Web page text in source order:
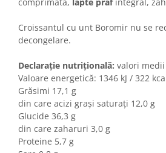
Malai
Panificatie congelata
Patiserie congelata
Pizza congelata
Baton Cookie congelat
Cheesecake congelat
Croissantul cu unt Boromir nu se
decongelare.
Declarație nutrițională: valori
Valoare energetică: 1346 kJ / 322
Grăsimi 17,1 g
din care acizi grași saturați 12,0 g
Glucide 36,3 g
din care zaharuri 3,0 g
Proteine 5,7 g